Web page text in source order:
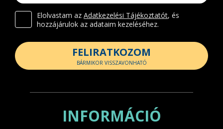
Elolvastam az Adatkezelési Tájékoztatót, és
hozzájárulok az adataim kezeléséhez.
FELIRATKOZOM
BÁRMIKOR VISSZAVONHATÓ
INFORMÁCIÓ